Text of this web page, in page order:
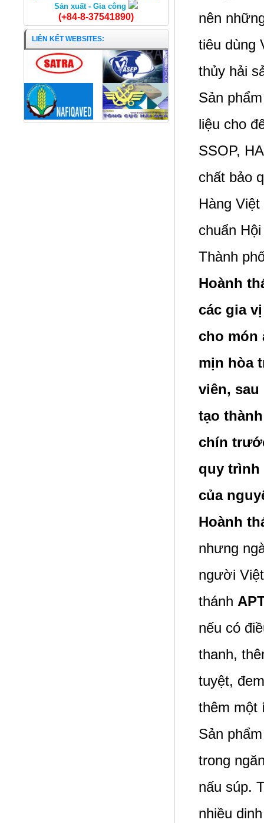
nên
tiêu dùng
thủy hải
Sản
liệu cho
SSOP,
chất bảo
Hàng
chuẩn
Thành
Hoành
các gia
cho món
mịn hòa
viên,
tạo
chín
quy
của
Hoành
nhưng
người
thánh
nếu có
thanh,
tuyệt,
thêm một
Sản
trong
nấu súp.
nhiều
Sản xuất - Gia công
(+84-8-37541890)
LIÊN KẾT WEBSITES: